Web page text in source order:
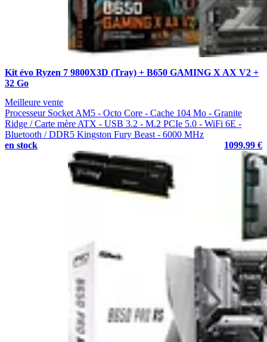
Kit évo Ryzen 7 9800X3D (Tray) + B650 GAMING X AX V2 +
32 Go
Meilleure vente
Processeur Socket AM5 - Octo Core - Cache 104 Mo - Granite
Ridge / Carte mère ATX - USB 3.2 - M.2 PCIe 5.0 - WiFi 6E -
Bluetooth / DDR5 Kingston Fury Beast - 6000 MHz
en stock
1099.99 €